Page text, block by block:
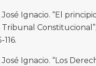
José Ignacio. “El
116.
José Ignacio. “Los